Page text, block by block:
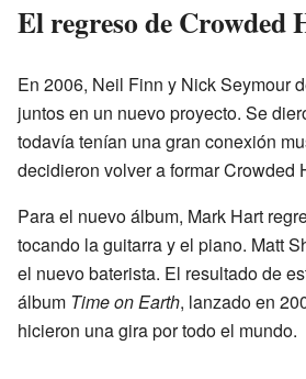
El regreso de Crowded
En 2006, Neil Finn y Nick Seymour
juntos en un nuevo proyecto. Se
todavía tenían una gran conexión
decidieron volver a formar Crowded
Para el nuevo álbum, Mark Hart
tocando la guitarra y el piano. Matt
el nuevo baterista. El resultado de
álbum Time on Earth, lanzado en
hicieron una gira por todo el mundo.